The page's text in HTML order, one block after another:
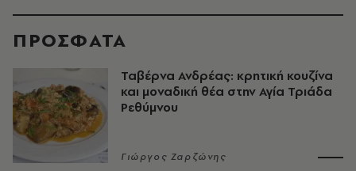
ΠΡΟΣΦΑΤΑ
Ταβέρνα Ανδρέας: κρητική κουζίνα
και μοναδική θέα στην Αγία Τριάδα
Ρεθύμνου
Γιώργος Ζαρζώνης